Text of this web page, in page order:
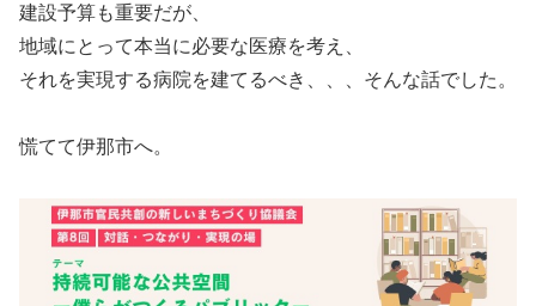
建設予算も重要だが、
地域にとって本当に必要な医療を考え、
それを実現する病院を建てるべき、、、そんな話でした。
慌てて伊那市へ。